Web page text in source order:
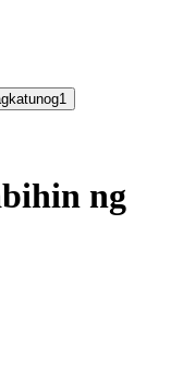
1
ng